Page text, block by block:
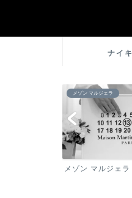
ナイキ
メゾン マルジェラ
メゾン マルジェラ